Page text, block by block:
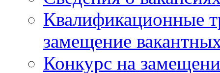
Квалификационные
замещение
Конкурс на